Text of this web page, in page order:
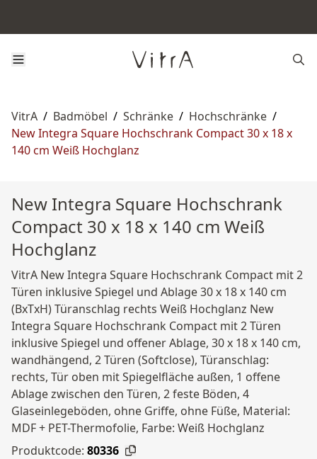
VitrA / Badmöbel / Schränke / Hochschränke /
New Integra Square Hochschrank Compact 30 x 18 x
140 cm Weiß Hochglanz
New Integra Square Hochschrank
Compact 30 x 18 x 140 cm Weiß
Hochglanz
VitrA New Integra Square Hochschrank Compact mit 2
Türen inklusive Spiegel und Ablage 30 x 18 x 140 cm
(BxTxH) Türanschlag rechts Weiß Hochglanz New
Integra Square Hochschrank Compact mit 2 Türen
inklusive Spiegel und offener Ablage, 30 x 18 x 140 cm,
wandhängend, 2 Türen (Softclose), Türanschlag:
rechts, Tür oben mit Spiegelfläche außen, 1 offene
Ablage zwischen den Türen, 2 feste Böden, 4
Glaseinlegeböden, ohne Griffe, ohne Füße, Material:
MDF + PET-Thermofolie, Farbe: Weiß Hochglanz
Produktcode: 80336